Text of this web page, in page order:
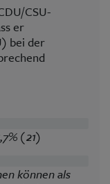
CSU-
er
bei der
(21)
können als